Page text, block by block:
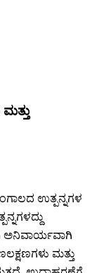
ಉತ್ಪನ್ನಗಳ
ಅನಿವಾರ್ಯವಾಗಿ
ಮತ್ತು